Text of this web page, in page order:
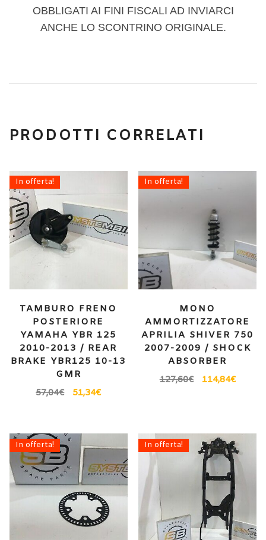
OBBLIGATI AI FINI FISCALI AD INVIARCI
ANCHE LO SCONTRINO ORIGINALE.
PRODOTTI CORRELATI
In offerta!
TAMBURO FRENO
POSTERIORE
YAMAHA YBR 125
2010-2013 / REAR
BRAKE YBR125 10-13
GMR
57,04€ 51,34€
In offerta!
MONO
AMMORTIZZATORE
APRILIA SHIVER 750
2007-2009 / SHOCK
ABSORBER
127,60€ 114,84€
In offerta! In offerta!